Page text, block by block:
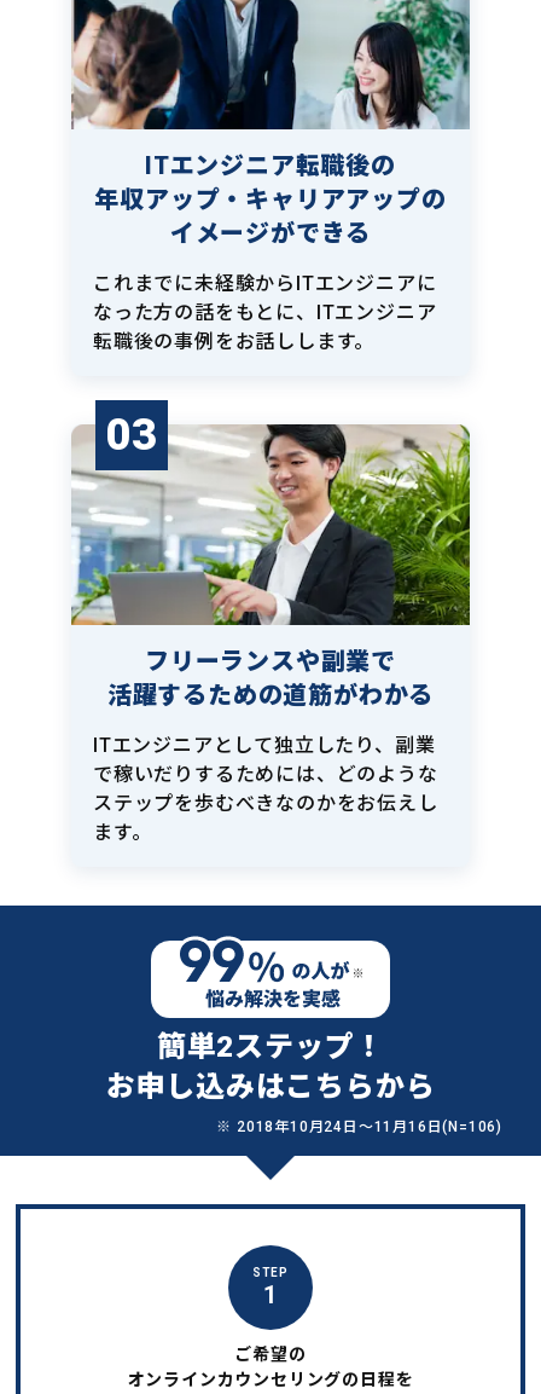
ITエンジニア転職後の
年収アップ・キャリアアップの
イメージができる
これまでに未経験からITエンジニアに
なった方の話をもとに、ITエンジニア
転職後の事例をお話しします。
03
フリーランスや副業で
活躍するための道筋がわかる
ITエンジニアとして独立したり、副業
で稼いだりするためには、どのような
ステップを歩むべきなのかをお伝えし
ます。
簡単2ステップ！
お申し込みはこちらから
※ 2018年10月24日〜11月16日(N=106)
STEP
1
ご希望の
オンラインカウンセリングの日程を